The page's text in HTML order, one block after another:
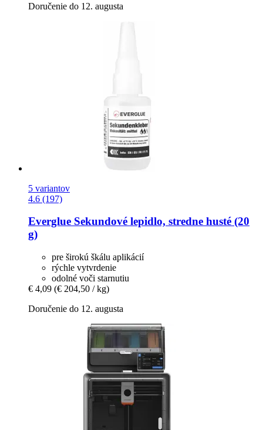
Doručenie do 12. augusta
5 variantov
4.6 (197)
Everglue Sekundové lepidlo, stredne husté (20
g)
pre širokú škálu aplikácií
rýchle vytvrdenie
odolné voči starnutiu
€ 4,09 (€ 204,50 / kg)
Doručenie do 12. augusta